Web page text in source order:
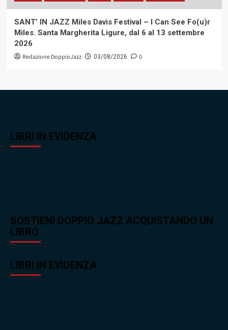
SANT’ IN JAZZ Miles Davis Festival – I Can See Fo(u)r
Miles. Santa Margherita Ligure, dal 6 al 13 settembre
2026
Redazione DoppioJazz 03/08/2026 0
LIBRI IN EVIDENZA
SOSTIENI DOPPIO JAZZ ACQUISTANDO UN
LIBRO
LIBRI IN EVIDENZA